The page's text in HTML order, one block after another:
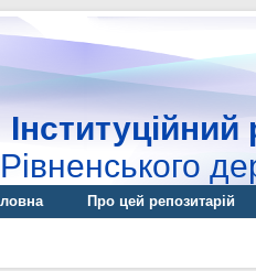
Інституційний
Рівненського
Про цей репозитарій